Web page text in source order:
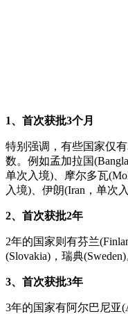
1、首次获批3个月
特别强调，有些国家仅
数。例如孟加拉国
单次入境)、摩尔多瓦
入境)、伊朗(Iran，单次
2、首次获批2年
2年的国家则有芬兰
(Slovakia)，瑞典(Sweden)
3、首次获批3年
3年的国家有阿尔巴尼亚